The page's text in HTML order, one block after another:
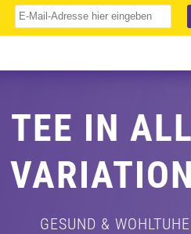
TEE IN
GESUND &